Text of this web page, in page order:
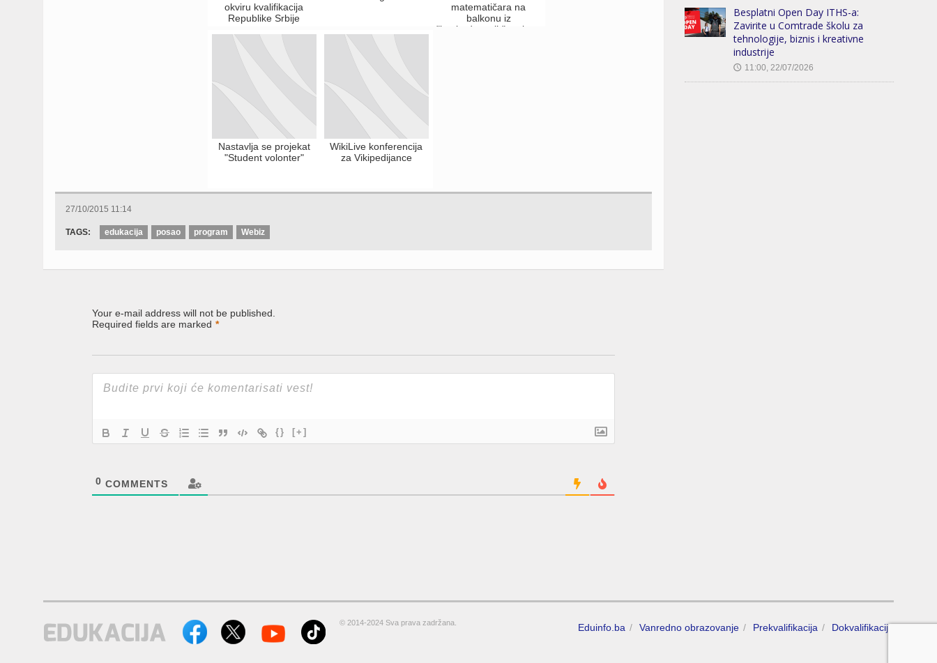
okviru kvalifikacija
Republike Srbije
matematičara na
balkonu iz
"bezbednosnih" razloga
Nastavlja se projekat
"Student volonter"
WikiLive konferencija
za Vikipedijance
27/10/2015 11:14
TAGS: edukacija posao program Webiz
Your e-mail address will not be published.
Required fields are marked *
{} [+]
0 COMMENTS
Besplatni Open Day ITHS-a:
Zavirite u Comtrade školu za
tehnologije, biznis i kreativne
industrije
🕔 11:00, 22/07/2026
Eduinfo.ba Vanredno obrazovanje Prekvalifikacija Dokvalifikacija
© 2014-2024 Sva prava zadržana.